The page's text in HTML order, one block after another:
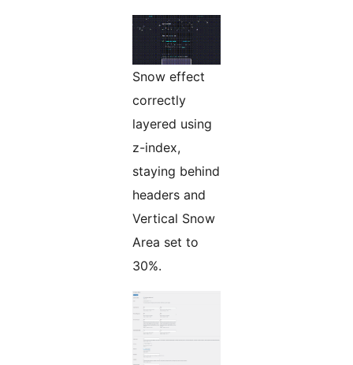
Snow effect
correctly
layered using
z-index,
staying behind
headers and
Vertical Snow
Area set to
30%.